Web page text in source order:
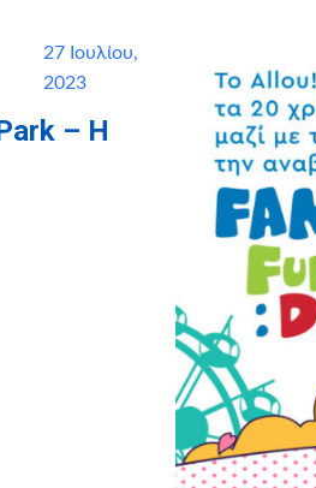
27 Ιουλίου,
2023
– Η